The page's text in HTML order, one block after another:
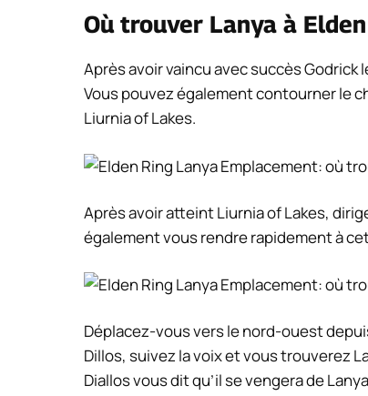
Où trouver Lanya à
Après avoir vaincu avec succès
Vous pouvez également contourner le
Liurnia of Lakes.
Après avoir atteint Liurnia of Lakes,
également vous rendre rapidement à
Déplacez-vous vers le nord-ouest
Dillos, suivez la voix et vous trouverez
Diallos vous dit qu’il se vengera de